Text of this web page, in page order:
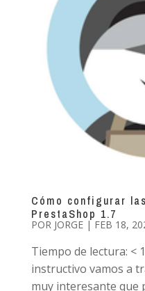
Cómo configurar
PrestaShop 1.7
POR JORGE| FEB 18,
Tiempo de lectura: <
instructivo vamos a
muy interesante que